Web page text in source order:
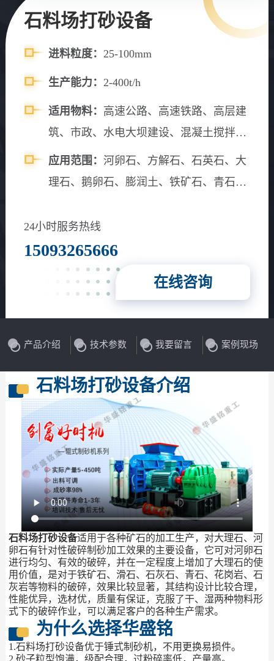
石料场打砂设备
进料粒度： 25-100mm
生产能力： 2-400t/h
适用物料： 高速公路、高速铁路、高层建
筑、市政、水电大坝建设、混凝土搅拌
站、砂石料场等。
应用范围： 河卵石、方解石、石英石、大
理石、鹅卵石、膨润土、铁矿石、青石、
花岗岩、玄武岩等
24小时服务热线
15093265666
在线咨询
产品介绍 技术参数 我要留言 案例现场
石料场打砂设备介绍
石料场打砂设备适用于各种矿石的加工生产，对大理石、河
卵石有针对性破碎制砂加工效果的主要设备，它可对河卵石
进行均匀、有效的破碎，并在一定程度上增加了大理石的使
用价值，是对于铁矿石、滑石、石灰石、青石、花岗岩、石
灰岩等物料的破碎，效果比较显著，其结构设计比较合理，
性能优异，选材优，质量有保证，克服了干、湿两种物料形
式下的破碎作业，可以满足客户的各种生产需求。
为什么选择华盛铭
1.石料场打砂设备优于锤式制砂机，不用更换易损件。
2.砂子粒型饱满，级配合理，过粉碎率低，产量高。